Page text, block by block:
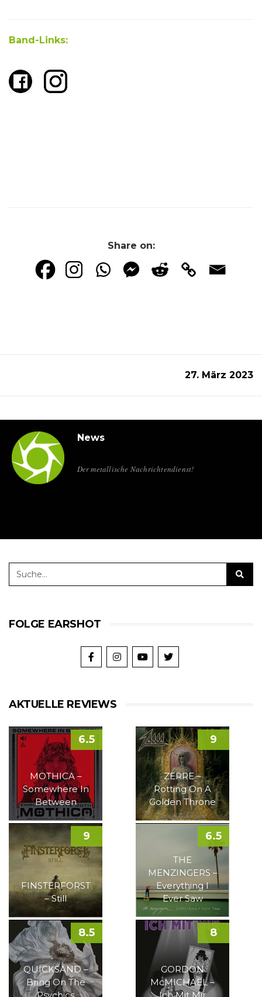
Band-Links:
Share on:
27. März 2023
News
Der metallische Nachrichtendienst!
FOLGE EARSHOT
AKTUELLE REVIEWS
MOTHICA –
Somewhere In
Between
6.5
ZERRE –
Rotting On A
Golden Throne
9
FINSTERFORST
– Still
9
THE
MENZINGERS –
Everything I
Ever Saw
6.5
QUICKSAND –
Bring On The
8.5
GORDON
McMICHAEL –
8